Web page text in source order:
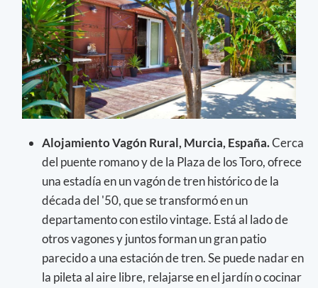
Alojamiento Vagón Rural, Murcia, España.Cerca
del puente romano y de la Plaza de los Toro, ofrece
una estadía en un vagón de tren histórico de la
década del '50, que se transformó en un
departamento con estilo vintage. Está al lado de
otros vagones y juntos forman un gran patio
parecido a una estación de tren. Se puede nadar en
la pileta al aire libre, relajarse en el jardín o cocinar